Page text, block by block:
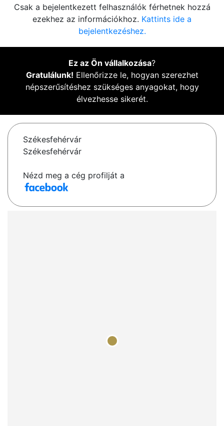
Csak a bejelentkezett felhasználók férhetnek hozzá
ezekhez az információkhoz. Kattints ide a
bejelentkezéshez.
Ez az Ön vállalkozása?
Gratulálunk! Ellenőrizze le, hogyan szerezhet
népszerűsítéshez szükséges anyagokat, hogy
élvezhesse sikerét.
Székesfehérvár
Székesfehérvár
Nézd meg a cég profilját a